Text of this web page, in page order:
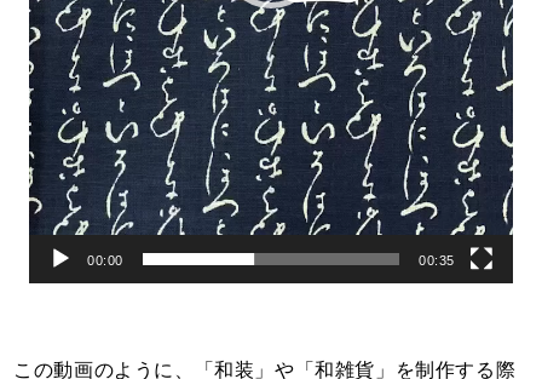
ー
00:00 00:35
この動画のように、「和装」や「和雑貨」を制作する際